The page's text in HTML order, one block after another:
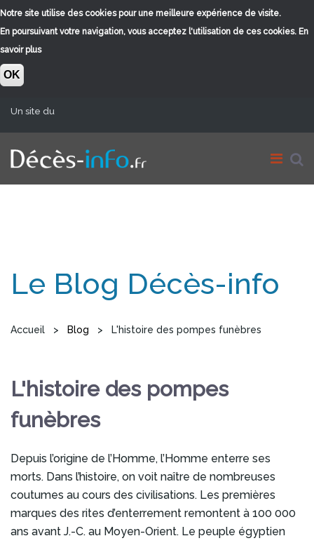
Notre site utilise des cookies pour une meilleure expérience de visite.
En poursuivant votre navigation, vous acceptez l'utilisation de ces cookies. En
savoir plus
OK
Aller au contenu principal
Un site du
Le Blog Décès-info
Vous êtes ici
Accueil > Blog > L'histoire des pompes funèbres
L'histoire des pompes
funèbres
Depuis l’origine de l’Homme, l’Homme enterre ses
morts. Dans l’histoire, on voit naître de nombreuses
coutumes au cours des civilisations. Les premières
marques des rites d’enterrement remontent à 100 000
ans avant J.-C. au Moyen-Orient. Le peuple égyptien